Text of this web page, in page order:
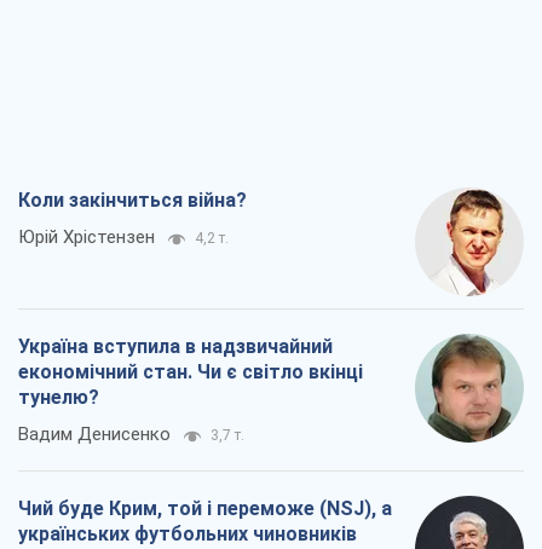
Коли закінчиться війна?
Юрій Хрістензен 4,2 т.
Україна вступила в надзвичайний
економічний стан. Чи є світло вкінці
тунелю?
Вадим Денисенко 3,7 т.
Чий буде Крим, той і переможе (NSJ), а
українських футбольних чиновників